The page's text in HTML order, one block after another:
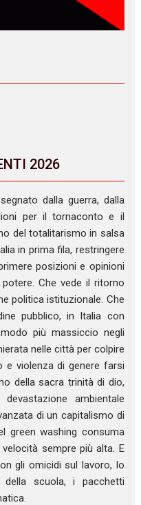
2026
dalla guerra, dalla
per il tornaconto e il
del totalitarismo in salsa
in prima fila, restringere
posizioni e opinioni
Che vede il ritorno
politica istituzionale. Che
pubblico, in Italia con
più massiccio negli
nelle città per colpire
e violenza di genere farsi
della sacra trinità di dio,
ambientale
di un capitalismo di
green washing consuma
sempre più alta. E
gli omicidi sul lavoro, lo
della scuola, i pacchetti